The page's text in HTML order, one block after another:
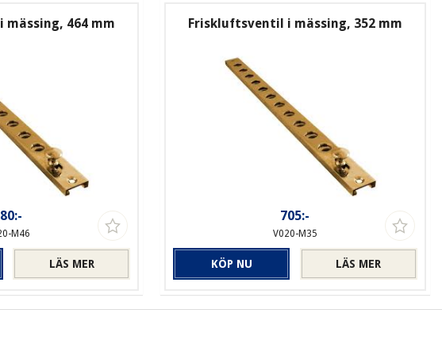
464 mm
M46
LÄS MER
Friskluftsventil i mässing, 352 mm
705:-
V020-M35
LÄS MER
KÖP NU